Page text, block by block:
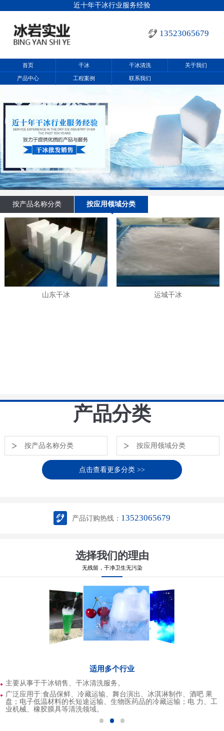
近十年干冰行业服务经验
13523065679
首页 干冰 干冰清洗 关于我们
产品中心 工程案例 联系我们
按产品名称分类 按应用领域分类
山东干冰 运城干冰
产品分类
按产品名称分类 按应用领域分类
点击查看更多分类 >>
产品订购热线： 13523065679
选择我们的理由
无残留，干净卫生无污染
适用多个行业
主要从事于干冰销售、干冰清洗服务。
广泛应用于:食品保鲜、冷藏运输、舞台演出、冰淇淋制作、酒吧 果
盘；电子低温材料的长短途运输、生物医药品的冷藏运输；电 力、工
业机械、橡胶膜具等清洗领域。